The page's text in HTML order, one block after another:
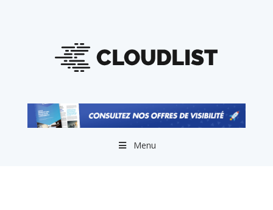
Menu